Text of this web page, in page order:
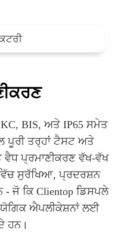
BIS, ਅਤੇ IP65 ਸਮੇਤ
ਪੂਰੀ ਤਰ੍ਹਾਂ ਟੈਸਟ ਅਤੇ
ਪ੍ਰਮਾਣੀਕਰਣ ਵੱਖ-ਵੱਖ
ਵਿੱਚ ਸੁਰੱਖਿਆ, ਪ੍ਰਦਰਸ਼ਨ
- ਜੋ ਕਿ Clientop ਡਿਸਪਲੇ
ਐਪਲੀਕੇਸ਼ਨਾਂ ਲਈ
ਹਨ।